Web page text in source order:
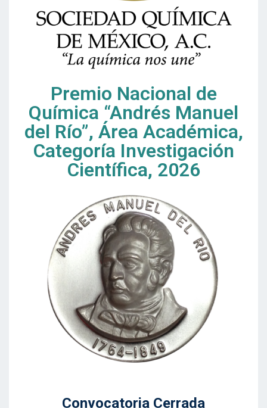
Premio Nacional de
Química “Andrés Manuel
del Río”, Área Académica,
Categoría Investigación
Científica, 2026
Convocatoria Cerrada